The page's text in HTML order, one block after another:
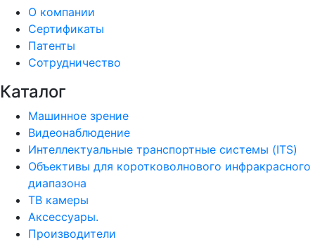
О компании
Сертификаты
Патенты
Сотрудничество
Каталог
Машинное зрение
Видеонаблюдение
Интеллектуальные транспортные системы (ITS)
Объективы для коротковолнового инфракрасного
диапазона
ТВ камеры
Аксессуары.
Производители